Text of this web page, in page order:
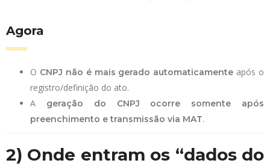
Agora
O CNPJ não é mais gerado automaticamente após o
registro/definição do ato.
A geração do CNPJ ocorre somente após
preenchimento e transmissão via MAT.
2) Onde entram os “dados do